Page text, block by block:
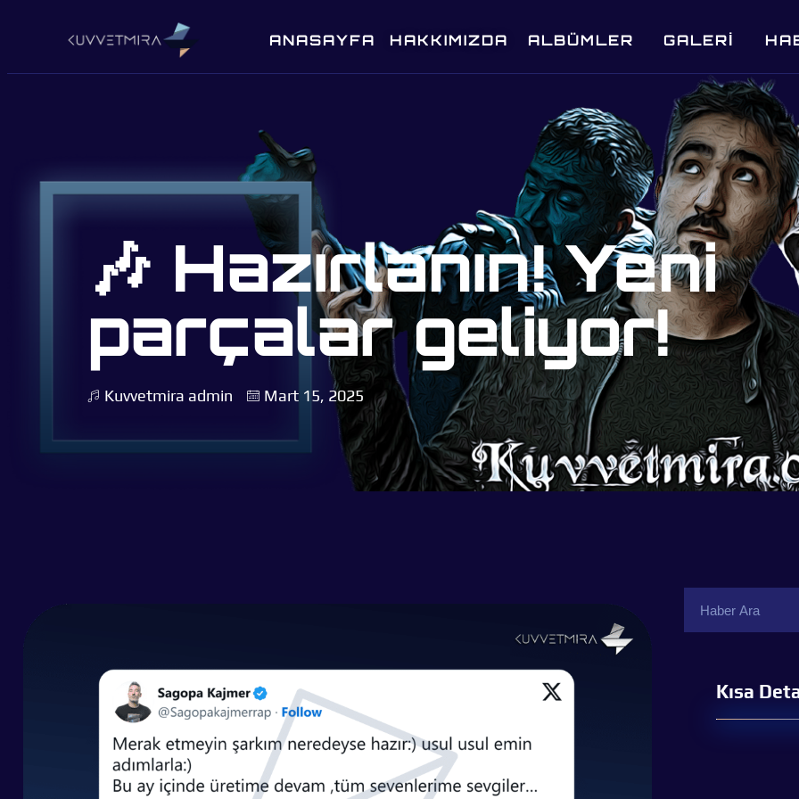
ANASAYFA HAKKIMIZDA ALBÜMLER GALERİ
🎶 Hazırlanın! Yeni
parçalar geliyor!
Kuvvetmira admin Mart 15, 2025
Kısa